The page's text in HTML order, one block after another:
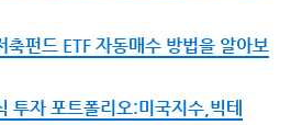
축펀드 ETF 자동매수 방법을 알아보
투자 포트폴리오:미국지수,빅테